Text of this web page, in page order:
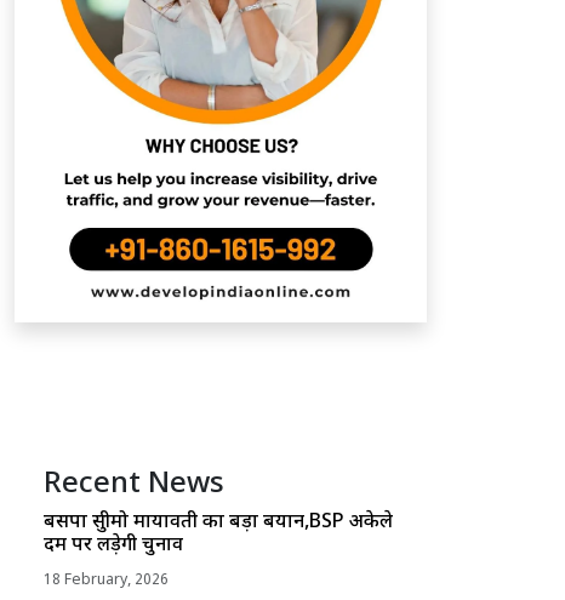
Recent News
बसपा सुप्रीमो मायावती का बड़ा बयान,BSP अकेले
दम पर लड़ेगी चुनाव
18 February, 2026